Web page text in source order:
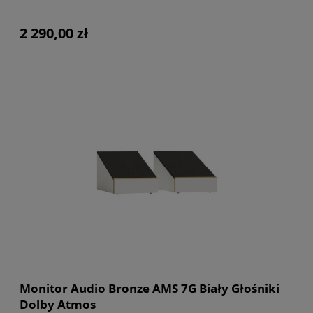
2 290,00 zł
Monitor Audio Bronze AMS 7G Biały Głośniki
Dolby Atmos